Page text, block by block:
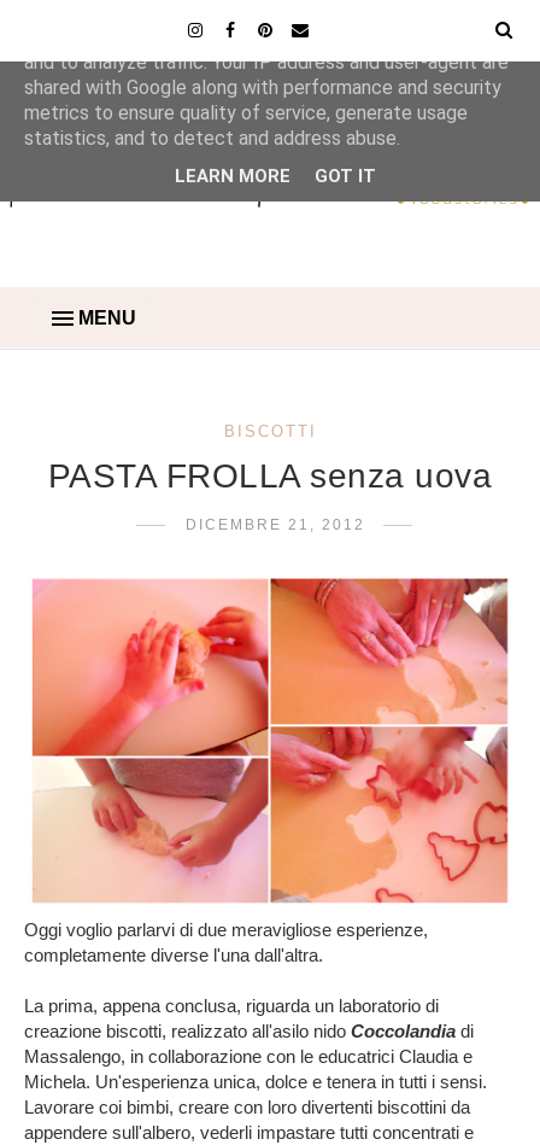
MENU
BISCOTTI
PASTA FROLLA senza uova
DICEMBRE 21, 2012
Oggi voglio parlarvi di due meravigliose esperienze,
completamente diverse l'una dall'altra.
La prima, appena conclusa, riguarda un laboratorio di
creazione biscotti, realizzato all'asilo nido Coccolandia di
Massalengo, in collaborazione con le educatrici Claudia e
Michela. Un'esperienza unica, dolce e tenera in tutti i sensi.
Lavorare coi bimbi, creare con loro divertenti biscottini da
appendere sull'albero, vederli impastare tutti concentrati e
This site uses cookies from Google to deliver its services
and to analyze traffic. Your IP address and user-agent are
shared with Google along with performance and security
metrics to ensure quality of service, generate usage
statistics, and to detect and address abuse.
LEARN MORE GOT IT